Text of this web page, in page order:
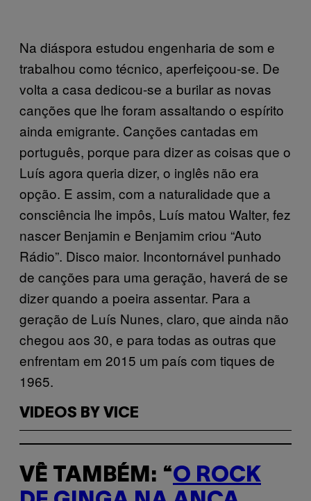
Na diáspora estudou engenharia de som e
trabalhou como técnico, aperfeiçoou-se. De
volta a casa dedicou-se a burilar as novas
canções que lhe foram assaltando o espírito
ainda emigrante. Canções cantadas em
português, porque para dizer as coisas que o
Luís agora queria dizer, o inglês não era
opção. E assim, com a naturalidade que a
consciência lhe impôs, Luís matou Walter, fez
nascer Benjamin e Benjamim criou “Auto
Rádio”. Disco maior. Incontornável punhado
de canções para uma geração, haverá de se
dizer quando a poeira assentar. Para a
geração de Luís Nunes, claro, que ainda não
chegou aos 30, e para todas as outras que
enfrentam em 2015 um país com tiques de
1965.
VIDEOS BY VICE
VÊ TAMBÉM: “O ROCK